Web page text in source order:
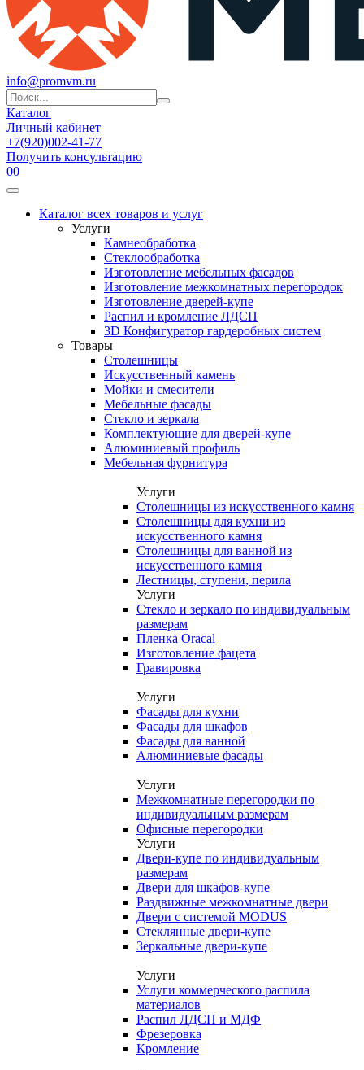
info@promvm.ru
Каталог
Личный кабинет
+7(920)002-41-77
Получить консультацию
00
Каталог всех товаров и услуг
Услуги
Камнеобработка
Стеклообработка
Изготовление мебельных фасадов
Изготовление межкомнатных перегородок
Изготовление дверей-купе
Распил и кромление ЛДСП
3D Конфигуратор гардеробных систем
Товары
Столешницы
Искусственный камень
Мойки и смесители
Мебельные фасады
Стекло и зеркала
Комплектующие для дверей-купе
Алюминиевый профиль
Мебельная фурнитура
Услуги
Столешницы из искусственного камня
Столешницы для кухни из
искусственного камня
Столешницы для ванной из
искусственного камня
Лестницы, ступени, перила
Услуги
Стекло и зеркало по индивидуальным
размерам
Пленка Oracal
Изготовление фацета
Гравировка
Услуги
Фасады для кухни
Фасады для шкафов
Фасады для ванной
Алюминиевые фасады
Услуги
Межкомнатные перегородки по
индивидуальным размерам
Офисные перегородки
Услуги
Двери-купе по индивидуальным
размерам
Двери для шкафов-купе
Раздвижные межкомнатные двери
Двери с системой MODUS
Стеклянные двери-купе
Зеркальные двери-купе
Услуги
Услуги коммерческого распила
материалов
Распил ЛДСП и МДФ
Фрезеровка
Кромление